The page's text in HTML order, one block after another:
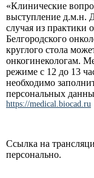
«Клинические
выступление д.м.н.
случая из практики
Белгородского
круглого стола
онкогинекологам.
режиме с 12 до 13
необходимо
персональных
https://medical.biocad.ru
Ссылка на
персонально.